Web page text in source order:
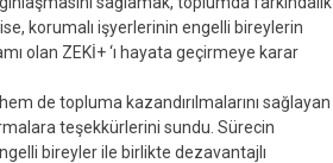
korumalı işyerlerinin engelli bireylerin
olan ZEKİ+ ‘ı hayata geçirmeye karar
de topluma kazandırılmalarını sağlayan
teşekkürlerini sundu. Sürecin
bireyler ile birlikte dezavantajlı